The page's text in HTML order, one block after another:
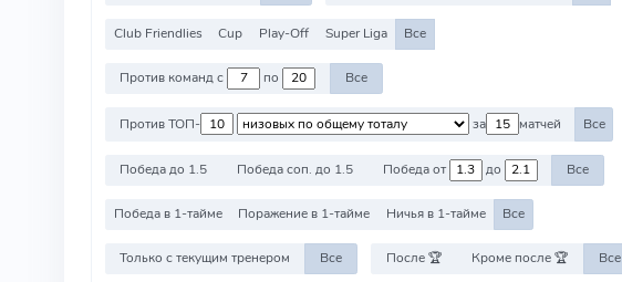
Club Friendlies Cup Play-Off Super Liga Все
Против команд с по Все
Против ТОП- за матчей Все
Победа до 1.5 Победа соп. до 1.5 Победа от до Все
Победа в 1-тайме Поражение в 1-тайме Ничья в 1-тайме Все
Только с текущим тренером Все После 🏆 Кроме после 🏆 Все